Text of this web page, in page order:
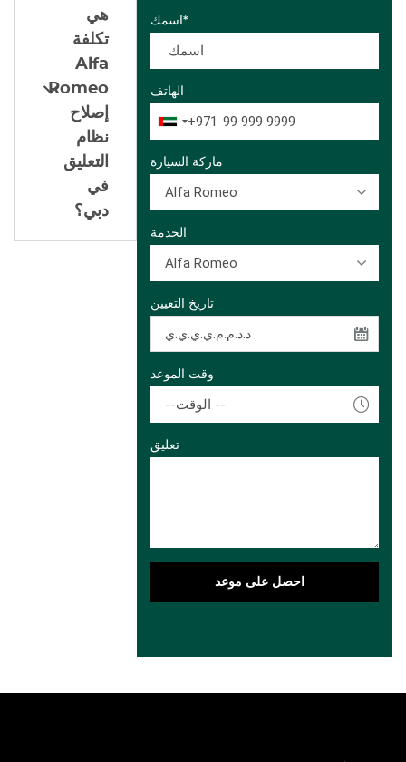
هي
تكلفة
Alfa
Romeo
إصلاح
نظام
التعليق
في
دبي؟
اسمك*
الهاتف
+971
ماركة السيارة
Alfa Romeo
الخدمة
Alfa Romeo
تاريخ التعيين
وقت الموعد
--الوقت --
تعليق
احصل على موعد